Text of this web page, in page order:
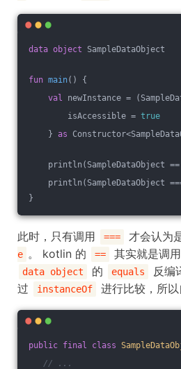
data object SampleDataObject
fun main()
{
val newInstance =
isAccessible = true
} as
println(SampleDataObject ==
println(SampleDataObject
}
此时，只有调用 === 才会认为
e 。 kotlin 的 == 其实就是调
data object 的 equals
反编
过
instanceOf 进行比较，所
public final class
// ...